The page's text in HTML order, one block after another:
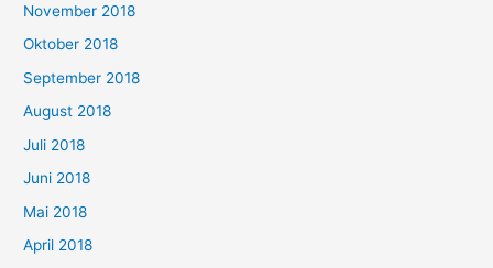
November 2018
Oktober 2018
September 2018
August 2018
Juli 2018
Juni 2018
Mai 2018
April 2018